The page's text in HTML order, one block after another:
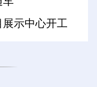
示中心开工